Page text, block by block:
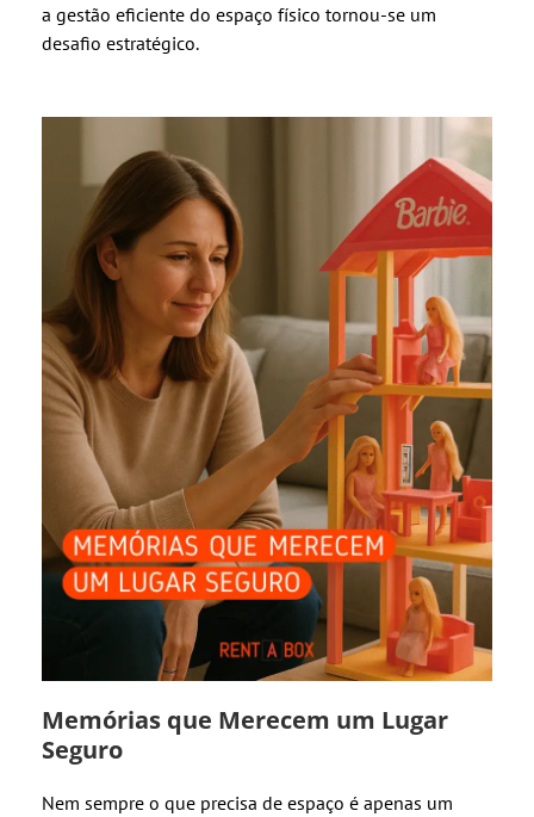
a gestão eficiente do espaço físico tornou-se um
desafio estratégico.
Memórias que Merecem um Lugar
Seguro
Nem sempre o que precisa de espaço é apenas um